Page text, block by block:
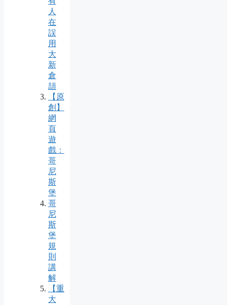
人
在
誤
用
大
新
倉
頡
【原
創】
網
頁
遊
戲：
哥
尼
斯
堡
哥
尼
斯
堡
規
則
講
解
【重
大